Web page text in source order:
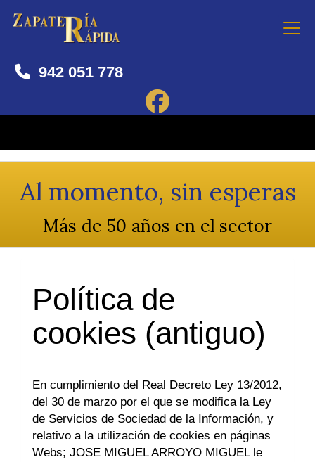
942 051 778
Al momento, sin esperas
Más de 50 años en el sector
Política de
cookies (antiguo)
En cumplimiento del Real Decreto Ley 13/2012,
del 30 de marzo por el que se modifica la Ley
de Servicios de Sociedad de la Información, y
relativo a la utilización de cookies en páginas
Webs; JOSE MIGUEL ARROYO MIGUELle